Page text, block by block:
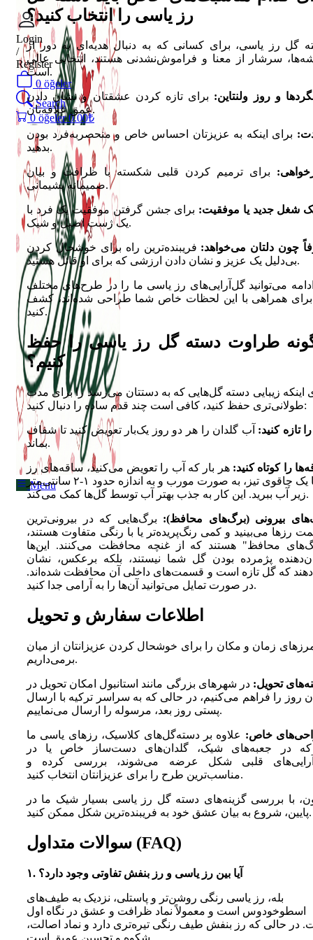
Menu
Login
/
Register
0 öğeler
Search
0 öğeler 0.00₺
Menu
رز یاسی را انتخاب کنید؟
گل رز یاسی، برای کسانی که به دنبال هدیه‌ای به دور از
سرشار از معنا و فراموش‌نشدنی هستند، انتخابی عالی
است.
و روز ولنتاین: برای تازه کردن عشقتان و نشان دادن
عمق علاقه‌تان.
برای اینکه به عزیزتان احساس خاص و منحصربه‌فرد بودن
بدهید.
برای ترمیم کردن قلبی شکسته با ظرافت و بیان
صمیمانه پشیمانی.
شغل جدید یا موفقیت: برای جشن گرفتن موفقیت یک فرد با
یک ژست اصیل و شیک.
چون دلتان می‌خواهد: فریبنده‌ترین راه برای خوشحال کردن
بی‌دلیل یک عزیز و نشان دادن ارزشی که برای او قائل هستید.
می‌توانید گل‌آرایی‌های رز یاسی ما را در طرح‌های مختلف
همراهی با این لحظات خاص شما طراحی شده‌اند، کشف
کنید.
طراوت دسته گل رز یاسی را حفظ
کنیم؟
اینکه زیبایی دسته گل‌هایی که به دستتان می‌رسد را برای مدت
طولانی‌تری حفظ کنید، کافی است چند قدم ساده را دنبال کنید:
تازه کنید: آب گلدان را هر دو روز یک‌بار تعویض کنید تا شفاف
بماند.
را کوتاه کنید: هر بار که آب را تعویض می‌کنید، ساقه‌های رز
را با یک چاقوی تیز، به صورت مورب و به اندازه حدود ۱-۲ سانتی‌متر
زیر آب ببرید. این کار به جذب بهتر آب توسط گل‌ها کمک می‌کند.
بیرونی (برگ‌های محافظ): برگ‌هایی که در بیرونی‌ترین
رزها می‌بینید و کمی رنگ‌پریده‌تر یا با رنگی متفاوت هستند،
محافظ" هستند که از غنچه محافظت می‌کنند. این‌ها
پژمرده بودن گل شما نیستند، بلکه برعکس، نشان
که گل تازه است و قسمت‌های داخلی آن محافظت شده‌اند.
در صورت تمایل می‌توانید آن‌ها را به آرامی جدا کنید.
اطلاعات سفارش و تحویل
زمان و مکان را برای خوشحال کردن عزیزانتان از میان
برمی‌داریم.
تحویل: در شهرهای بزرگی مانند استانبول امکان تحویل در
روز را فراهم می‌کنیم، در حالی که به سراسر ترکیه با ارسال
پستی روز بعد، مرسوله را ارسال می‌نماییم.
خاص: علاوه بر دسته‌گل‌های کلاسیک، رزهای یاسی ما
که در جعبه‌های شیک، گلدان‌های دست‌ساز خاص یا در
قلبی شکل عرضه می‌شوند، بررسی کرده و
مناسب‌ترین طرح را برای عزیزانتان انتخاب کنید.
با بررسی گزینه‌های دسته گل رز یاسی بسیار شیک ما در
پایین، شروع به بیان عشق خود به فریبنده‌ترین شکل ممکن کنید.
سوالات متداول (FAQ)
۱. آیا بین رز یاسی و رز بنفش تفاوتی وجود دارد؟
بله، رز یاسی رنگی روشن‌تر و پاستلی، نزدیک به طیف‌های
اسطوخودوس است و معمولاً نماد ظرافت و عشق در نگاه اول
در حالی که رز بنفش طیف رنگی تیره‌تری دارد و نماد اصالت،